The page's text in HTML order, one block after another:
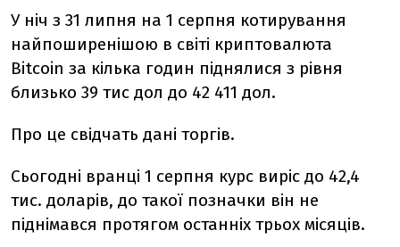
У ніч з 31 липня на 1 серпня котирування
найпоширенішою в світі криптовалюта
Bitcoin за кілька годин піднялися з рівня
близько 39 тис дол до 42 411 дол.
Про це свідчать дані торгів.
Сьогодні вранці 1 серпня курс виріс до 42,4
тис. доларів, до такої позначки він не
піднімався протягом останніх трьох місяців.